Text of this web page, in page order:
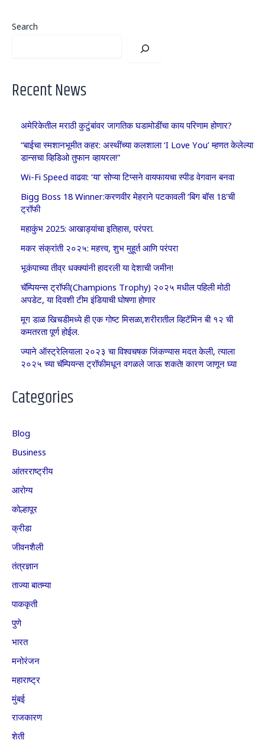
Search
Recent News
अमेरिकेतील मराठी कुटुंबांवर जागतिक घडामोडींचा काय परिणाम होणार?
“बाईचा स्मशानभूमीत कहर: अस्थींच्या कलशाला ‘I Love You’ म्हणत केलेल्या
डान्सचा व्हिडिओ तुफान व्हायरल!”
Wi-Fi Speed वाढवा: ‘या’ सोप्या टिप्सने वायफायचा स्पीड वेगवान बनवा
Bigg Boss 18 Winner:करणवीर मेहराने पटकावली ‘बिग बॉस 18’ची
ट्रॉफी
महाकुंभ 2025: आखाड्यांचा इतिहास, परंपरा.
मकर संक्रांती २०२५: महत्त्व, शुभ मुहूर्त आणि परंपरा
भूकंपाच्या तीव्र धक्क्यांनी हादरली या देशाची जमीन!
चॅम्पियन्स ट्रॉफी(Champions Trophy) २०२५ मधील पहिली मोठी
अपडेट, या दिवशी टीम इंडियाची घोषणा होणार
मूग डाळ खिचडीमध्ये ही एक गोष्ट मिसळा,शरीरातील व्हिटॅमिन बी १२ ची
कमतरता पूर्ण होईल.
ज्याने ऑस्ट्रेलियाला २०२३ चा विश्वचषक जिंकण्यास मदत केली, त्याला
२०२५ च्या चॅम्पियन्स ट्रॉफीमधून वगळले जाऊ शकते! कारण जाणून घ्या
Categories
Blog
Business
आंतरराष्ट्रीय
आरोग्य
कोल्हापूर
क्रीडा
जीवनशैली
तंत्रज्ञान
ताज्या बातम्या
पाककृती
पुणे
भारत
मनोरंजन
महाराष्ट्र
मुंबई
राजकारण
शेती